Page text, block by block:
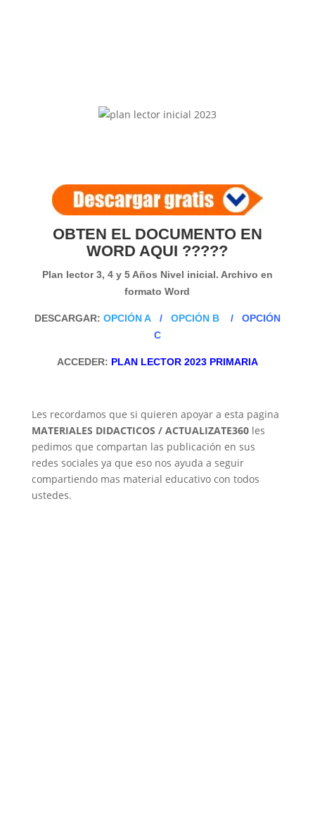
OBTEN EL DOCUMENTO EN
WORD AQUI ?????
Plan lector 3, 4 y 5 Años Nivel inicial. Archivo en
formato Word
DESCARGAR: OPCIÓN A/ OPCIÓN B/ OPCIÓN
C
ACCEDER: PLAN LECTOR 2023 PRIMARIA
Les recordamos que si quieren apoyar a esta pagina
MATERIALES DIDACTICOS / ACTUALIZATE360les
pedimos que compartan las publicación en sus
redes sociales ya que eso nos ayuda a seguir
compartiendo mas material educativo con todos
ustedes.